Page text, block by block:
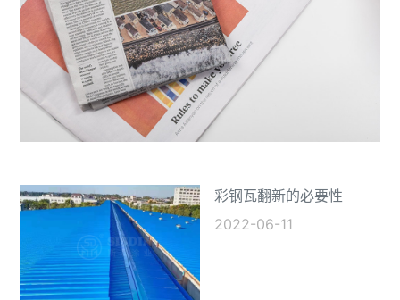
彩钢瓦翻新的必要性
2022-06-11